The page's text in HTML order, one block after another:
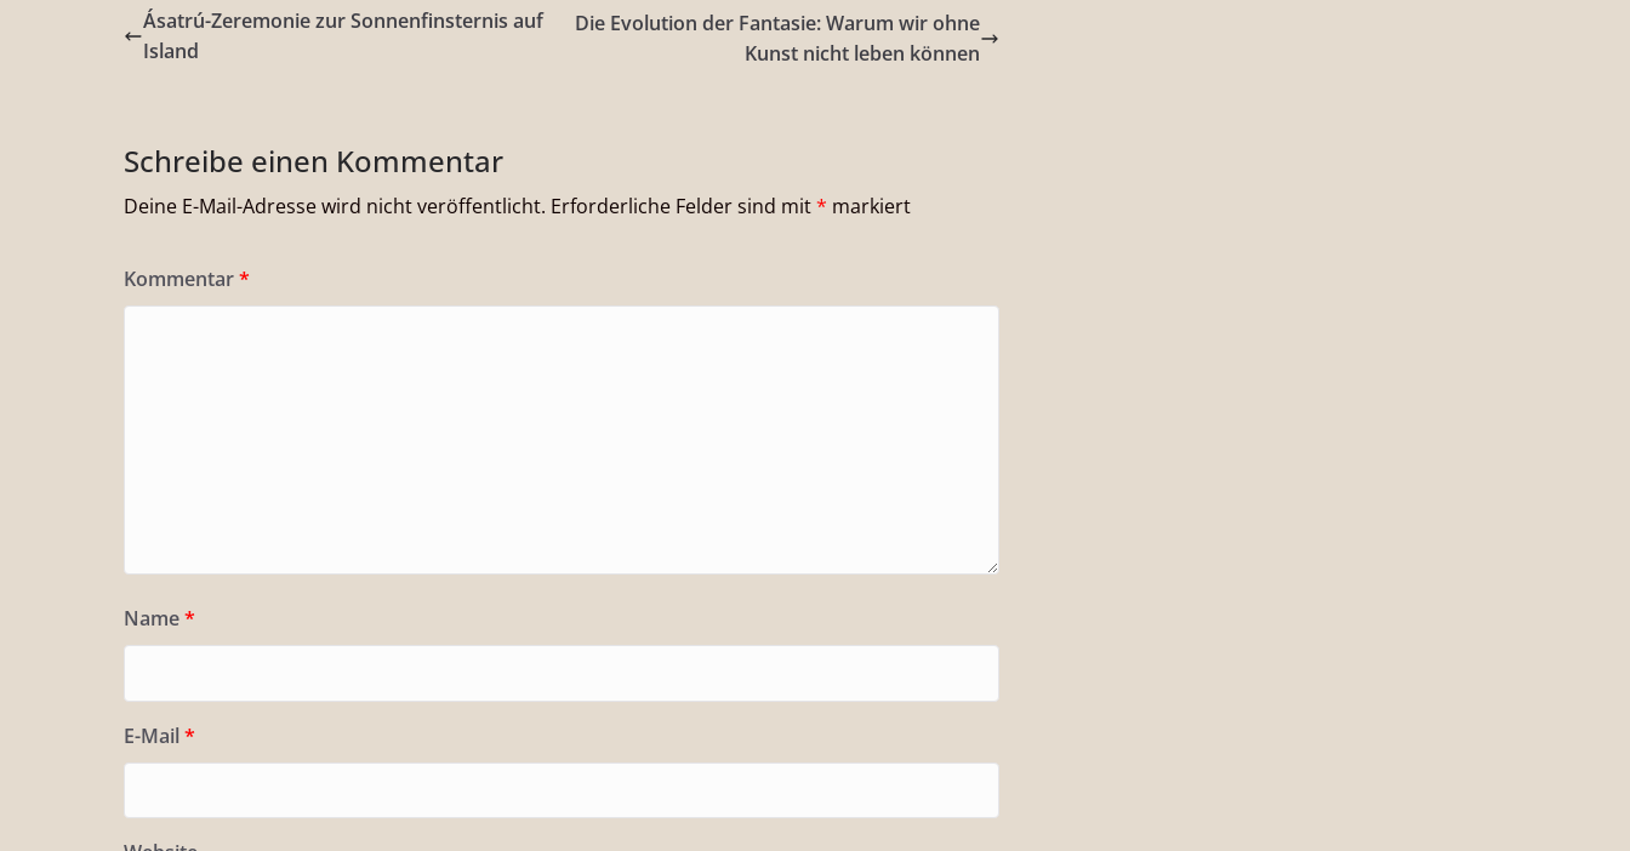
Ásatrú-Zeremonie zur Sonnenfinsternis auf
Island
Die Evolution der Fantasie: Warum wir ohne
Kunst nicht leben können
Schreibe einen Kommentar
Deine E-Mail-Adresse wird nicht veröffentlicht. Erforderliche Felder sind mit* markiert
Kommentar*
Name*
E-Mail *